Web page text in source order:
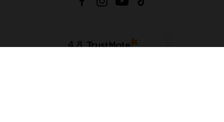
4.8